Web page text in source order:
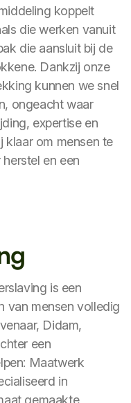
koppelt
die werken vanuit
die aansluit bij de
Dankzij onze
kunnen we snel
ongeacht waar
expertise en
klaar om mensen te
en een
is een
van mensen volledig
Didam,
een
Maatwerk
in
gemaakte